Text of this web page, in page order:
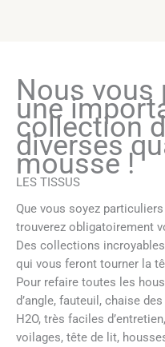
Nous vous
une
collection
diverses
mousse !
LES TISSUS
Que vous soyez
trouverez obligatoirement
Des collections
qui vous feront tourner la
Pour refaire toutes les
d’angle, fauteuil, chaise
H2O, très faciles
voilages, tête de lit,